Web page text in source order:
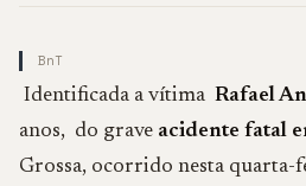
BnT
Identificada a vítima Rafael
anos, do grave acidente fatal
Grossa, ocorrido nesta quarta-